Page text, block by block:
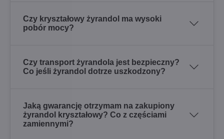
Czy kryształowy żyrandol ma wysoki
pobór mocy?
Czy transport żyrandola jest bezpieczny?
Co jeśli żyrandol dotrze uszkodzony?
Jaką gwarancję otrzymam na zakupiony
żyrandol kryształowy? Co z częściami
zamiennymi?